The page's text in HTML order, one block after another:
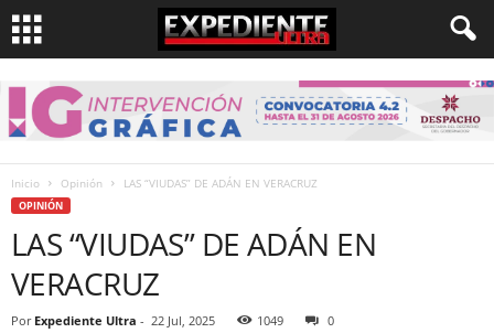
Inicio Opinión LAS “VIUDAS” DE ADÁN EN VERACRUZ
OPINIÓN
LAS “VIUDAS” DE ADÁN EN
VERACRUZ
Por Expediente Ultra - 22 Jul, 2025 1049 0